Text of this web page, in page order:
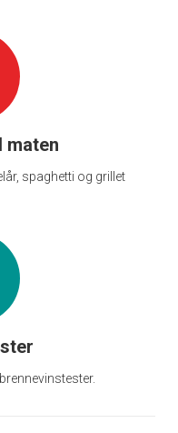
maten
spaghetti og grillet